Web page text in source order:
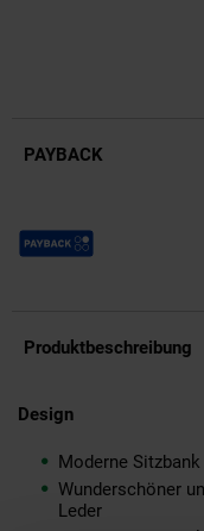
PAYBACK
Payback Punkte
Produktbeschreibung
Design
Moderne
Wunderschöner
Leder